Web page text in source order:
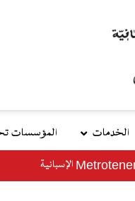
الخدمات المؤسسات